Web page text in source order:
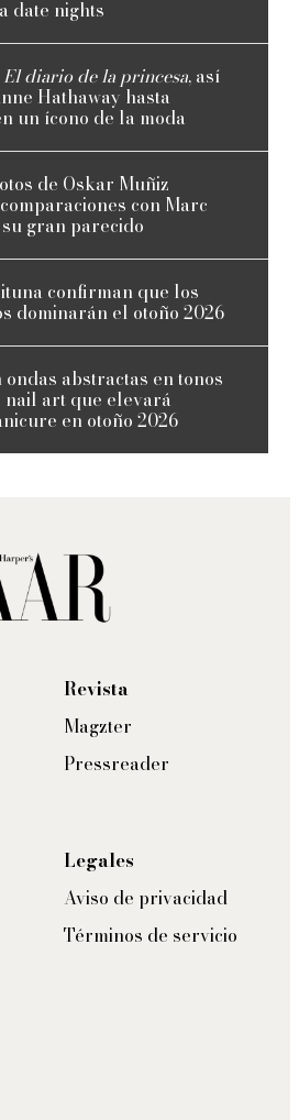
date nights
El diario de la princesa, así
Hathaway hasta
un ícono de la moda
de Oskar Muñiz
con Marc
gran parecido
confirman que los
dominarán el otoño 2026
ondas abstractas en tonos
nail art que elevará
en otoño 2026
Revista
Magzter
Pressreader
Legales
Aviso de privacidad
Términos de servicio